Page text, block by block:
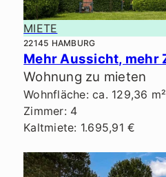
MIETE
22145 HAMBURG
Wohnung zu mieten
Wohnfläche: ca. 129,36 m²
Zimmer: 4
Kaltmiete: 1.695,91 €